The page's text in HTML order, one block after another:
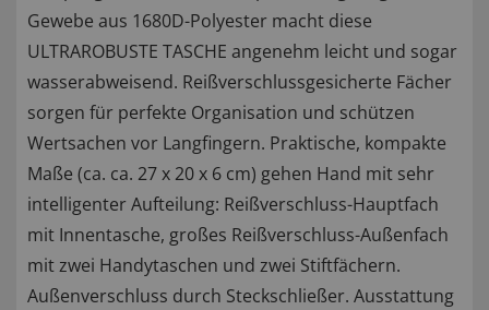
Gewebe aus 1680D-Polyester macht diese
ULTRAROBUSTE TASCHE angenehm leicht und sogar
wasserabweisend. Reißverschlussgesicherte Fächer
sorgen für perfekte Organisation und schützen
Wertsachen vor Langfingern. Praktische, kompakte
Maße (ca. ca. 27 x 20 x 6 cm) gehen Hand mit sehr
intelligenter Aufteilung: Reißverschluss-Hauptfach
mit Innentasche, großes Reißverschluss-Außenfach
mit zwei Handytaschen und zwei Stiftfächern.
Außenverschluss durch Steckschließer. Ausstattung